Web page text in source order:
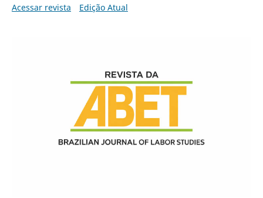
Acessar revista Edição Atual